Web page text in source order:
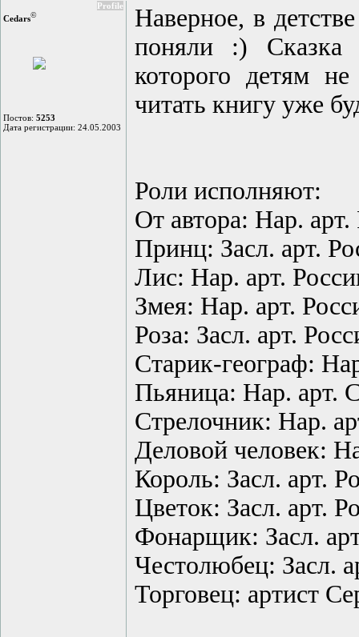
Profile
Cedars©
Постов: 5253
Дата регистрации: 24.05.2003
Наверное, в
поняли :) Сказка
которого детям
читать книгу уже
Роли исполняют:
От автора: Нар.
Принц: Засл. арт.
Лис: Нар. арт.
Змея: Нар. арт.
Роза: Засл. арт.
Старик-географ:
Пьяница: Нар. арт.
Стрелочник: Нар.
Деловой человек:
Король: Засл. арт.
Цветок: Засл. арт.
Фонарщик: Засл.
Честолюбец: Засл.
Торговец: артист